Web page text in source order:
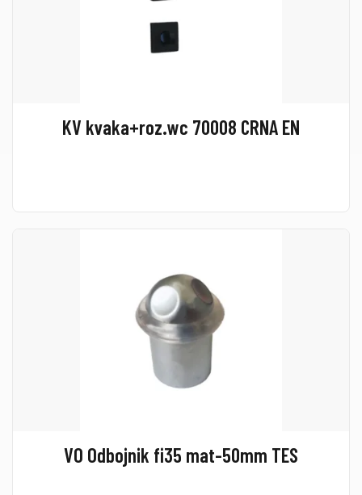
KV kvaka+roz.wc 70008 CRNA EN
VO Odbojnik fi35 mat-50mm TES